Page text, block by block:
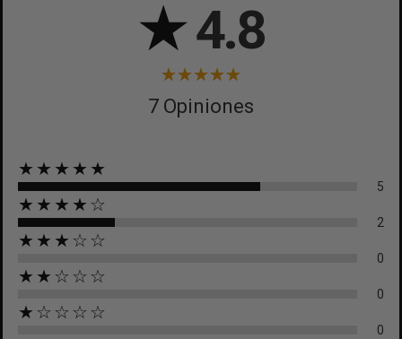
★4.8
7 Opiniones
★★★★★
5
★★★★☆
2
★★★☆☆
0
★★☆☆☆
0
★☆☆☆☆
0